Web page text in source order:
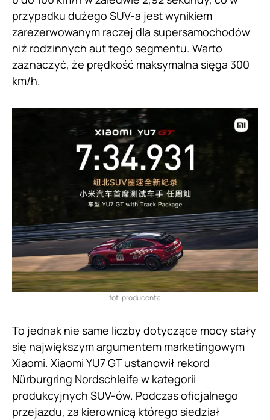
przypadku dużego SUV-a jest wynikiem
zarezerwowanym raczej dla supersamochodów
niż rodzinnych aut tego segmentu. Warto
zaznaczyć, że prędkość maksymalna sięga 300
km/h.
fot. producenta
To jednak nie same liczby dotyczące mocy stały
się największym argumentem marketingowym
Xiaomi. Xiaomi YU7 GT ustanowił rekord
Nürburgring Nordschleife w kategorii
produkcyjnych SUV-ów. Podczas oficjalnego
przejazdu, za kierownicą którego siedział